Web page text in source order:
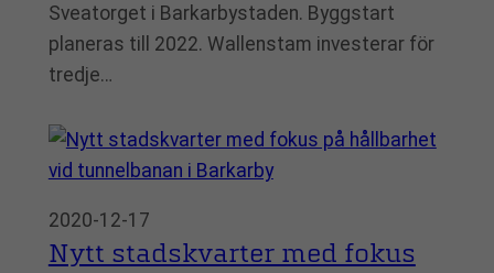
Sveatorget i Barkarbystaden. Byggstart
planeras till 2022. Wallenstam investerar för
tredje…
2020-12-17
Nytt stadskvarter med fokus